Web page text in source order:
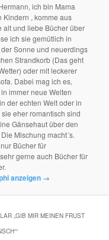
ich bin Mama
, komme aus
alt und liebe Bücher über
ich sie gemütlich in
Sonne und neuerdings
Strandkorb (Das geht
oder mit leckerer
Dabei mag ich es,
immer neue Welten
der echten Welt oder in
eher romantisch sind
Gänsehaut über den
Mischung macht´s.
Bücher für
gerne auch Bücher für
anzeigen →
„GIB MIR MEINEN FRUST
“